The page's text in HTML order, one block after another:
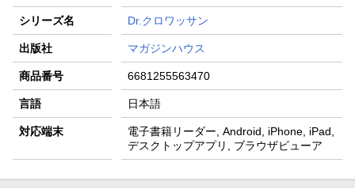
シリーズ名 Dr.クロワッサン
出版社 マガジンハウス
商品番号 6681255563470
言語 日本語
対応端末
電子書籍リーダー, Android, iPhone, iPad,
デスクトップアプリ, ブラウザビューア